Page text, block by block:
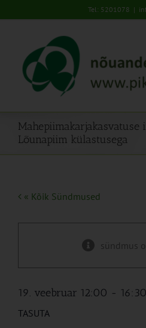
to
Tel: 5201078 |
Mahepiimakarjakasvatuse
Lõunapiim külastusega
« Kõik Sündmused
sündmus
19. veebruar 12:00 - 16:30
TASUTA